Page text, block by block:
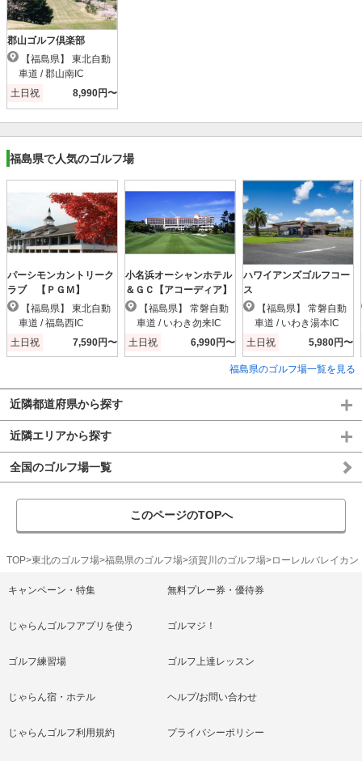
郡山ゴルフ倶楽部
車道 / 郡山南IC
土日祝
8,990円〜
福島県で人気のゴルフ場
パーシモンカントリーク
ラブ 【ＰＧＭ】
車道 / 福島西IC
土日祝
7,590円〜
小名浜オーシャンホテル
＆ＧＣ【アコーディア】
車道 / いわき勿来IC
土日祝
6,990円〜
ハワイアンズゴルフコー
ス
車道 / いわき湯本IC
土日祝
5,980円〜
福島県のゴルフ場一覧を見る
近隣都道府県から探す
近隣エリアから探す
全国のゴルフ場一覧
このページのTOPへ
TOP 東北のゴルフ場 福島県のゴルフ場 須賀川のゴルフ場 ローレルバレイカ
キャンペーン・特集 無料プレー券・優待券
じゃらんゴルフアプリを使う ゴルマジ！
ゴルフ練習場 ゴルフ上達レッスン
じゃらん宿・ホテル ヘルプ/お問い合わせ
じゃらんゴルフ利用規約 プライバシーポリシー